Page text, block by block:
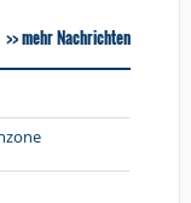
mehr Nachrichten